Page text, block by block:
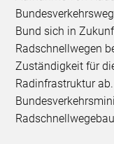
Bund sich in
Radschnellwegen
Zuständigkeit für
Radinfrastruktur